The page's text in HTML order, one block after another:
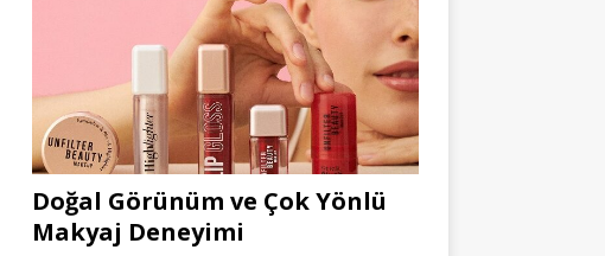
Doğal Görünüm ve Çok Yönlü
Makyaj Deneyimi